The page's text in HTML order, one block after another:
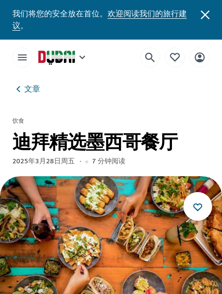
我们将您的安全放在首位。 欢迎阅读我们的旅行建
议。
文章
饮食
迪拜精选墨西哥餐厅
2025年3月28日周五 7分钟阅读